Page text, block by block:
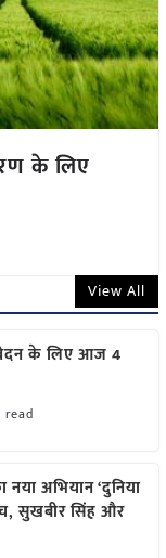
के लिए
View All
के लिए आज 4
read
नया अभियान ‘दुनिया
सुखबीर सिंह और